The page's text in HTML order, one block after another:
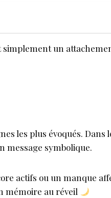
simplement un
les plus évoqués. Dans
message symbolique.
actifs ou un manque
mémoire au réveil